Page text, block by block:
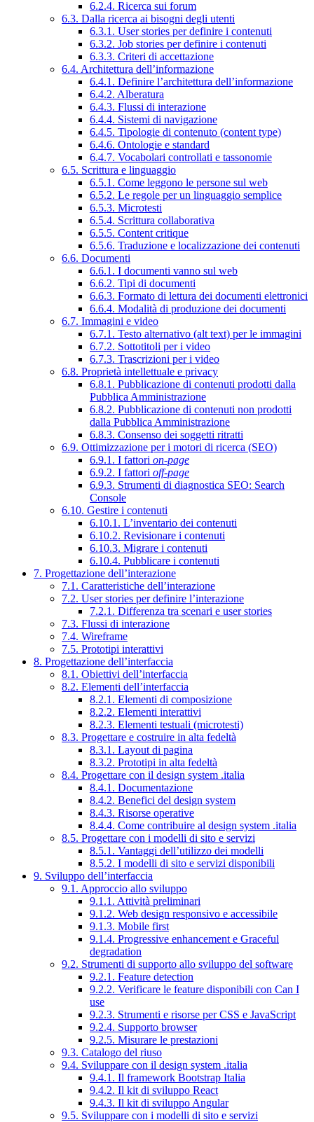
6.2.4. Ricerca sui forum
6.3. Dalla ricerca ai bisogni degli utenti
6.3.1. User stories per definire i contenuti
6.3.2. Job stories per definire i contenuti
6.3.3. Criteri di accettazione
6.4. Architettura dell’informazione
6.4.1. Definire l’architettura dell’informazione
6.4.2. Alberatura
6.4.3. Flussi di interazione
6.4.4. Sistemi di navigazione
6.4.5. Tipologie di contenuto (content type)
6.4.6. Ontologie e standard
6.4.7. Vocabolari controllati e tassonomie
6.5. Scrittura e linguaggio
6.5.1. Come leggono le persone sul web
6.5.2. Le regole per un linguaggio semplice
6.5.3. Microtesti
6.5.4. Scrittura collaborativa
6.5.5. Content critique
6.5.6. Traduzione e localizzazione dei contenuti
6.6. Documenti
6.6.1. I documenti vanno sul web
6.6.2. Tipi di documenti
6.6.3. Formato di lettura dei documenti elettronici
6.6.4. Modalità di produzione dei documenti
6.7. Immagini e video
6.7.1. Testo alternativo (alt text) per le immagini
6.7.2. Sottotitoli per i video
6.7.3. Trascrizioni per i video
6.8. Proprietà intellettuale e privacy
6.8.1. Pubblicazione di contenuti prodotti dalla
Pubblica Amministrazione
6.8.2. Pubblicazione di contenuti non prodotti
dalla Pubblica Amministrazione
6.8.3. Consenso dei soggetti ritratti
6.9. Ottimizzazione per i motori di ricerca (SEO)
6.9.1. I fattori on-page
6.9.2. I fattori off-page
6.9.3. Strumenti di diagnostica SEO: Search
Console
6.10. Gestire i contenuti
6.10.1. L’inventario dei contenuti
6.10.2. Revisionare i contenuti
6.10.3. Migrare i contenuti
6.10.4. Pubblicare i contenuti
7. Progettazione dell’interazione
7.1. Caratteristiche dell’interazione
7.2. User stories per definire l’interazione
7.2.1. Differenza tra scenari e user stories
7.3. Flussi di interazione
7.4. Wireframe
7.5. Prototipi interattivi
8. Progettazione dell’interfaccia
8.1. Obiettivi dell’interfaccia
8.2. Elementi dell’interfaccia
8.2.1. Elementi di composizione
8.2.2. Elementi interattivi
8.2.3. Elementi testuali (microtesti)
8.3. Progettare e costruire in alta fedeltà
8.3.1. Layout di pagina
8.3.2. Prototipi in alta fedeltà
8.4. Progettare con il design system .italia
8.4.1. Documentazione
8.4.2. Benefici del design system
8.4.3. Risorse operative
8.4.4. Come contribuire al design system .italia
8.5. Progettare con i modelli di sito e servizi
8.5.1. Vantaggi dell’utilizzo dei modelli
8.5.2. I modelli di sito e servizi disponibili
9. Sviluppo dell’interfaccia
9.1. Approccio allo sviluppo
9.1.1. Attività preliminari
9.1.2. Web design responsivo e accessibile
9.1.3. Mobile first
9.1.4. Progressive enhancement e Graceful
degradation
9.2. Strumenti di supporto allo sviluppo del software
9.2.1. Feature detection
9.2.2. Verificare le feature disponibili con Can I
use
9.2.3. Strumenti e risorse per CSS e JavaScript
9.2.4. Supporto browser
9.2.5. Misurare le prestazioni
9.3. Catalogo del riuso
9.4. Sviluppare con il design system .italia
9.4.1. Il framework Bootstrap Italia
9.4.2. Il kit di sviluppo React
9.4.3. Il kit di sviluppo Angular
9.5. Sviluppare con i modelli di sito e servizi